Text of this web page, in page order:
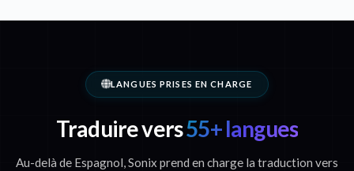
LANGUES PRISES EN CHARGE
Traduire vers55+ langues
Au-delà de Espagnol, Sonix prend en charge la traduction vers